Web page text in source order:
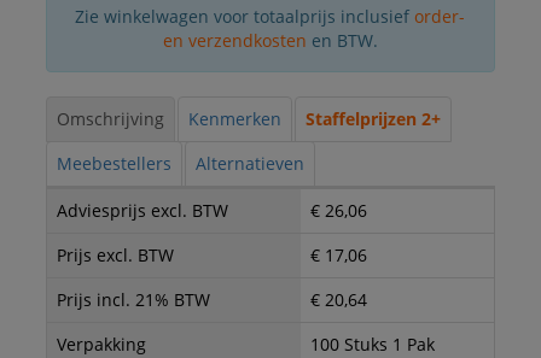
Zie winkelwagen voor totaalprijs inclusief order-
en verzendkosten en BTW.
Omschrijving Kenmerken
Staffelprijzen 2+
Meebestellers
Alternatieven
Adviesprijs excl. BTW
€ 26,06
Prijs excl. BTW
€ 17,06
Prijs incl. 21% BTW
€ 20,64
Verpakking
100 Stuks 1 Pak